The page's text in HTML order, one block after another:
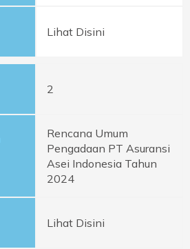
Lihat Disini
2
Rencana Umum
Pengadaan PT Asuransi
Asei Indonesia Tahun
2024
Lihat Disini